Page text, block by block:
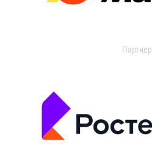
Партнер